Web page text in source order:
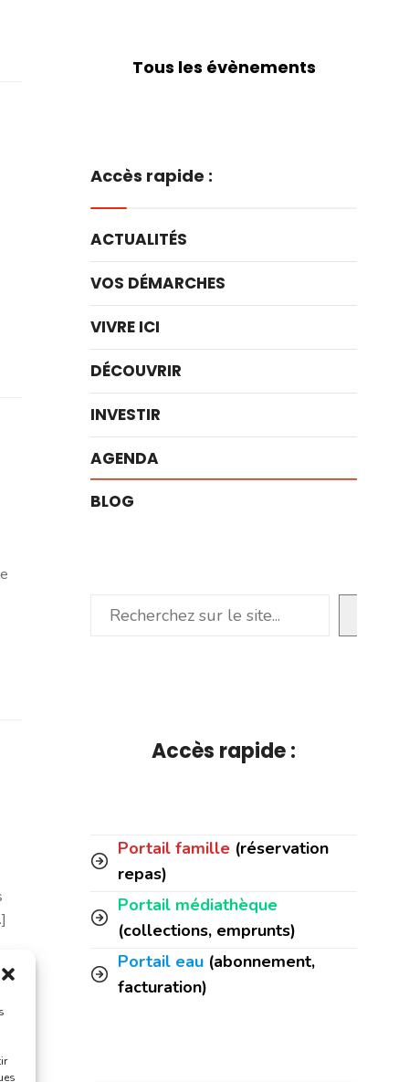
Tous les évènements
Accès rapide :
ACTUALITÉS
VOS DÉMARCHES
VIVRE ICI
DÉCOUVRIR
INVESTIR
AGENDA
BLOG
Rechercher
Accès rapide :
Portail famille (réservation
repas)
Portail médiathèque
(collections, emprunts)
Portail eau (abonnement,
facturation)